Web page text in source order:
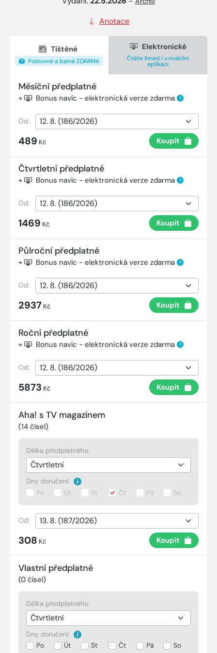
Anotace
Tištěné
Poštovné a balné ZDARMA
Elektronické
Čtěte ihned i v mobilní
aplikaci
Měsíční předplatné
+ Bonus navíc - elektronická verze zdarma ?
Od:
489 Kč Koupit
Čtvrtletní předplatné
+ Bonus navíc - elektronická verze zdarma ?
Od:
1469 Kč Koupit
Půlroční předplatné
+ Bonus navíc - elektronická verze zdarma ?
Od:
2937 Kč Koupit
Roční předplatné
+ Bonus navíc - elektronická verze zdarma ?
Od:
5873 Kč Koupit
Aha! s TV magazínem
(14 čísel)
Délka předplatného:
Dny doručení:
Po
Út St Čt Pá So
Od:
308 Kč Koupit
Vlastní předplatné
(0 čísel)
Délka předplatného:
Dny doručení:
Po
Út St Čt Pá So